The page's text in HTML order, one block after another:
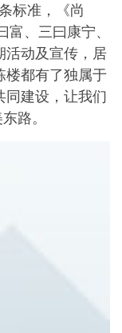
标准，《尚
、三曰康宁、
活动及宣传，居
楼都有了独属于
同建设，让我们
路。